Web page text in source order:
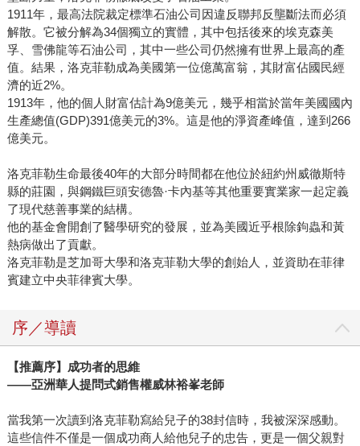
1911年，最高法院裁定標準石油公司因違反聯邦反壟斷法而必須
解散。它被分解為34個獨立的實體，其中包括後來的埃克森美
孚、雪佛龍等石油公司，其中一些公司仍然擁有世界上最高的產
值。結果，洛克菲勒成為美國第一位億萬富翁，其財富佔國民經
濟的近2%。
1913年，他的個人財富估計為9億美元，幾乎相當於當年美國國內
生產總值(GDP)391億美元的3%。這是他的淨資產峰值，達到266
億美元。
洛克菲勒生命最後40年的大部分時間都在他位於紐約州威徹斯特
縣的莊園，與鋼鐵巨頭安德魯·卡內基等其他重要實業家一起定義
了現代慈善事業的結構。
他的基金會開創了醫學研究的發展，並為美國近乎根除鉤蟲和黃
熱病做出了貢獻。
洛克菲勒是芝加哥大學和洛克菲勒大學的創始人，並資助在菲律
賓建立中央菲律賓大學。
序／導讀
【推薦序】成功者的思維
——亞洲華人提問式銷售權威林裕峯老師
當我第一次讀到洛克菲勒寫給兒子的38封信時，我被深深感動。
這些信件不僅是一個成功商人給他兒子的忠告，更是一個父親對